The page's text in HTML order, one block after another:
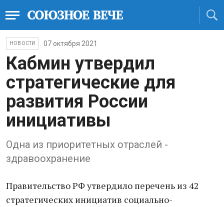
НОВОСТИ 07 октября 2021
Кабмин утвердил
стратегические для
развития России
инициативы
Одна из приоритетных отраслей -
здравоохранение
Правительство РФ утвердило перечень из 42
стратегических инициатив социально-